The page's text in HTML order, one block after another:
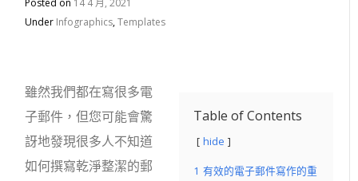
Posted on 14 4 月, 2021
Under Infographics,Templates
Table of Contents
hide
1 有效的電子郵件寫作的重
雖然我們都在寫很多電
子郵件，但您可能會驚
訝地發現很多人不知道
如何撰寫乾淨整潔的郵